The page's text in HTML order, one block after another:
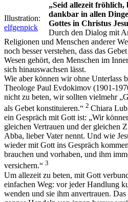
Illustration:
elfgenpick
„Seid allezeit fröhlich,
dankbar in allen
Gottes in Christus
Durch den Dialog mit
Religionen und Menschen anderer
noch besser verstehen, dass das
Wesen gehört, den Menschen im
sich hinauswachsen lässt.
Wie aber können wir ohne Unterlass
Theologe Paul Evdokimov (1901-
nicht zu beten, wir sollten vielmehr
als Gebet konstituieren.“ 2 Chiara
ein Gespräch mit Gott ist: „Wir
gleichen Vertrauen und der gleichen
Abba, lieber Vater nennt. Und wie
wieder mit Gott ins Gespräch
brauchen und vorhaben, und ihm
versichern.“ 3
Um allezeit zu beten, mit Gott
einfachen Weg: vor jeder Handlung
wenden und sie ihm anvertrauen.